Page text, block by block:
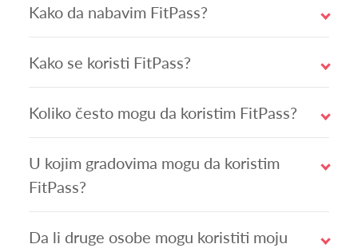
Kako da nabavim FitPass?
Kako se koristi FitPass?
Koliko često mogu da koristim FitPass?
U kojim gradovima mogu da koristim
FitPass?
Da li druge osobe mogu koristiti moju